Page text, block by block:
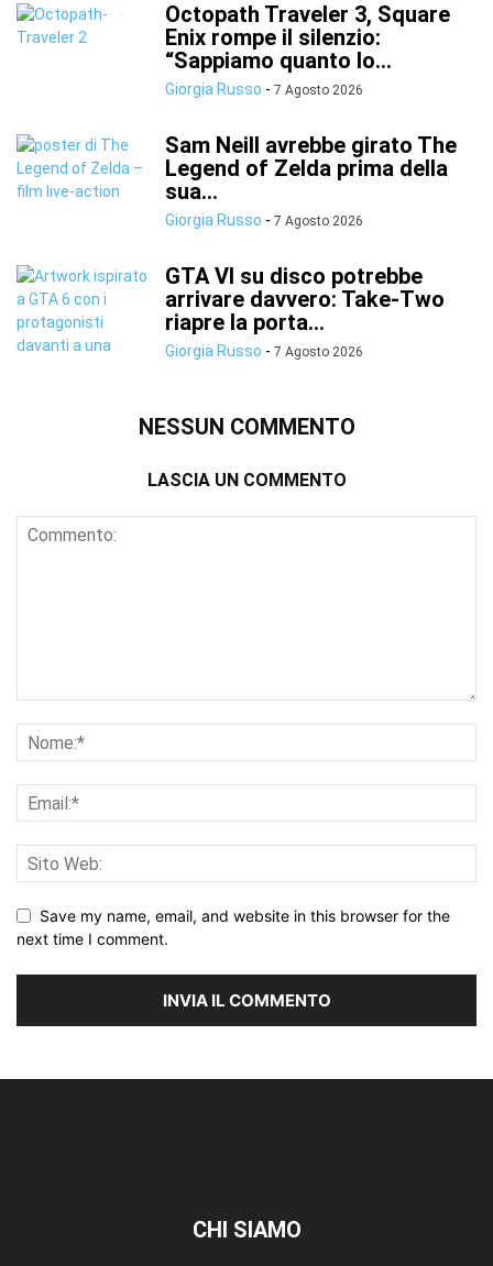
Octopath Traveler 3, Square
Enix rompe il silenzio:
“Sappiamo quanto lo...
Giorgia Russo - 7 Agosto 2026
Sam Neill avrebbe girato The
Legend of Zelda prima della
sua...
Giorgia Russo - 7 Agosto 2026
GTA VI su disco potrebbe
arrivare davvero: Take-Two
riapre la porta...
Giorgia Russo - 7 Agosto 2026
NESSUN COMMENTO
LASCIA UN COMMENTO
Save my name, email, and website in this browser for the
next time I comment.
CHI SIAMO